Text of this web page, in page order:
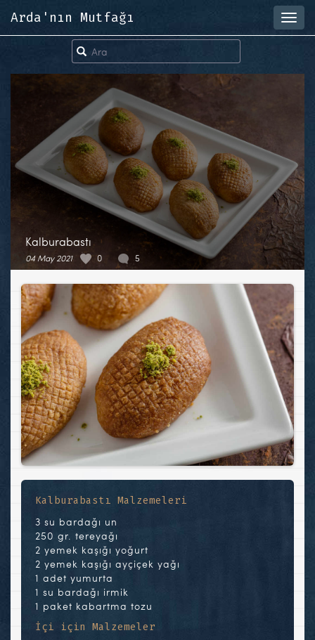
Arda'nın Mutfağı
Kalburabastı
04 May 2021 0 5
Kalburabastı Malzemeleri
3 su bardağı un
250 gr. tereyağı
2 yemek kaşığı yoğurt
2 yemek kaşığı ayçiçek yağı
1 adet yumurta
1 su bardağı irmik
1 paket kabartma tozu
İçi için Malzemeler